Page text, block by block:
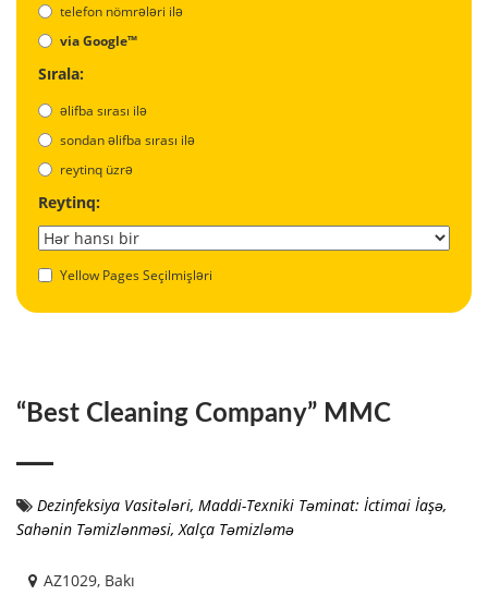
telefon nömrələri ilə
via Google™
Sırala:
əlifba sırası ilə
sondan əlifba sırası ilə
reytinq üzrə
Reytinq:
Yellow Pages Seçilmişləri
“Best Cleaning Company” MMC
Dezinfeksiya Vasitələri, Maddi-Texniki Təminat: İctimai İaşə,
Sahənin Təmizlənməsi, Xalça Təmizləmə
AZ1029, Bakı